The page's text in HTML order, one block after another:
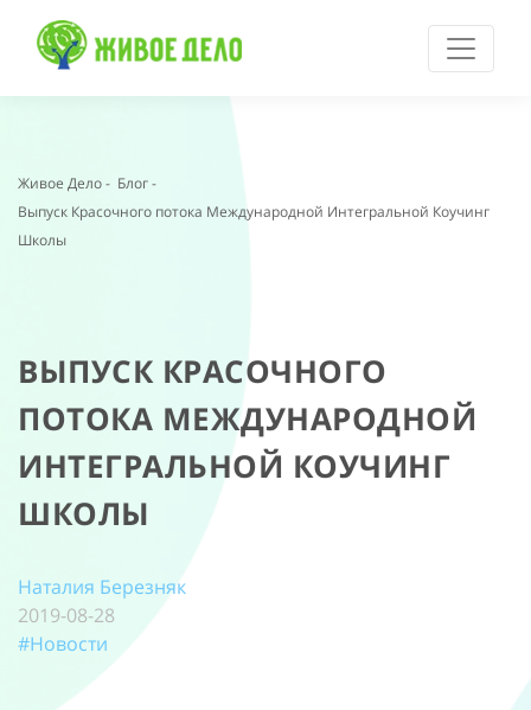
Живое Дело- Блог-
Выпуск Красочного потока Международной Интегральной Коучинг
Школы
ВЫПУСК КРАСОЧНОГО
ПОТОКА МЕЖДУНАРОДНОЙ
ИНТЕГРАЛЬНОЙ КОУЧИНГ
ШКОЛЫ
Наталия Березняк
2019-08-28
#Новости